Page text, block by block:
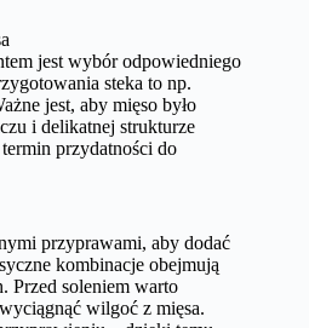
jest wybór odpowiedniego
steka to np.
jest, aby mięso było
i delikatnej strukturze
przydatności do
przyprawami, aby dodać
kombinacje obejmują
Przed soleniem warto
wilgoć z mięsa.